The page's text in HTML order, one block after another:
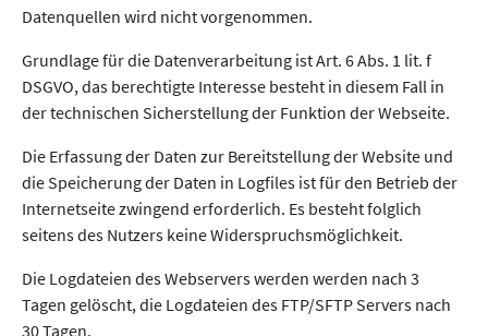
Datenquellen wird nicht vorgenommen.
Grundlage für die Datenverarbeitung ist Art. 6 Abs. 1 lit. f
DSGVO, das berechtigte Interesse besteht in diesem Fall in
der technischen Sicherstellung der Funktion der Webseite.
Die Erfassung der Daten zur Bereitstellung der Website und
die Speicherung der Daten in Logfiles ist für den Betrieb der
Internetseite zwingend erforderlich. Es besteht folglich
seitens des Nutzers keine Widerspruchsmöglichkeit.
Die Logdateien des Webservers werden werden nach 3
Tagen gelöscht, die Logdateien des FTP/SFTP Servers nach
30 Tagen.